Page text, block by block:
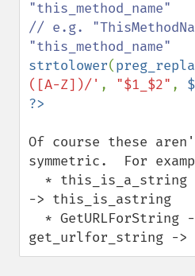
"this_method_name"
// e.g.
strtolower(
([A-Z])/' , "$1_$2" ,
Of course these
symmetric.  For
-> this_is_astring
get_urlfor_string ->